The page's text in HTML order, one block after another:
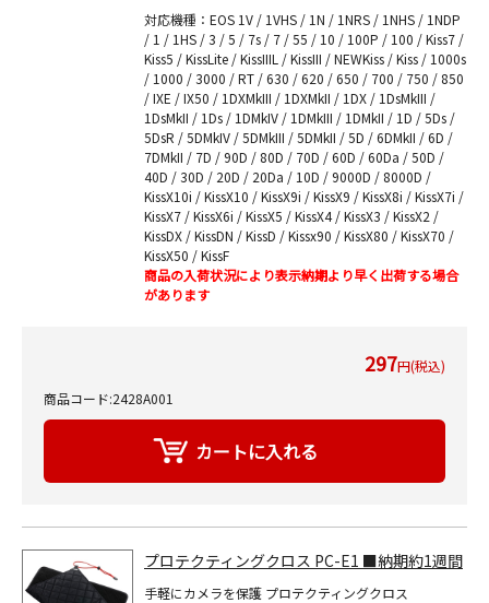
対応機種：EOS 1V / 1VHS / 1N / 1NRS / 1NHS / 1NDP
/ 1 / 1HS / 3 / 5 / 7s / 7 / 55 / 10 / 100P / 100 / Kiss7 /
Kiss5 / KissLite / KissIIIL / KissIII / NEWKiss / Kiss / 1000s
/ 1000 / 3000 / RT / 630 / 620 / 650 / 700 / 750 / 850
/ IXE / IX50 / 1DXMkIII / 1DXMkII / 1DX / 1DsMkIII /
1DsMkII / 1Ds / 1DMkIV / 1DMkIII / 1DMkII / 1D / 5Ds /
5DsR / 5DMkIV / 5DMkIII / 5DMkII / 5D / 6DMkII / 6D /
7DMkII / 7D / 90D / 80D / 70D / 60D / 60Da / 50D /
40D / 30D / 20D / 20Da / 10D / 9000D / 8000D /
KissX10i / KissX10 / KissX9i / KissX9 / KissX8i / KissX7i /
KissX7 / KissX6i / KissX5 / KissX4 / KissX3 / KissX2 /
KissDX / KissDN / KissD / Kissx90 / KissX80 / KissX70 /
KissX50 / KissF
商品の入荷状況により表示納期より早く出荷する場合
があります
297円(税込)
商品コード:2428A001
プロテクティングクロス PC-E1 ■納期約1週間
手軽にカメラを保護 プロテクティングクロス